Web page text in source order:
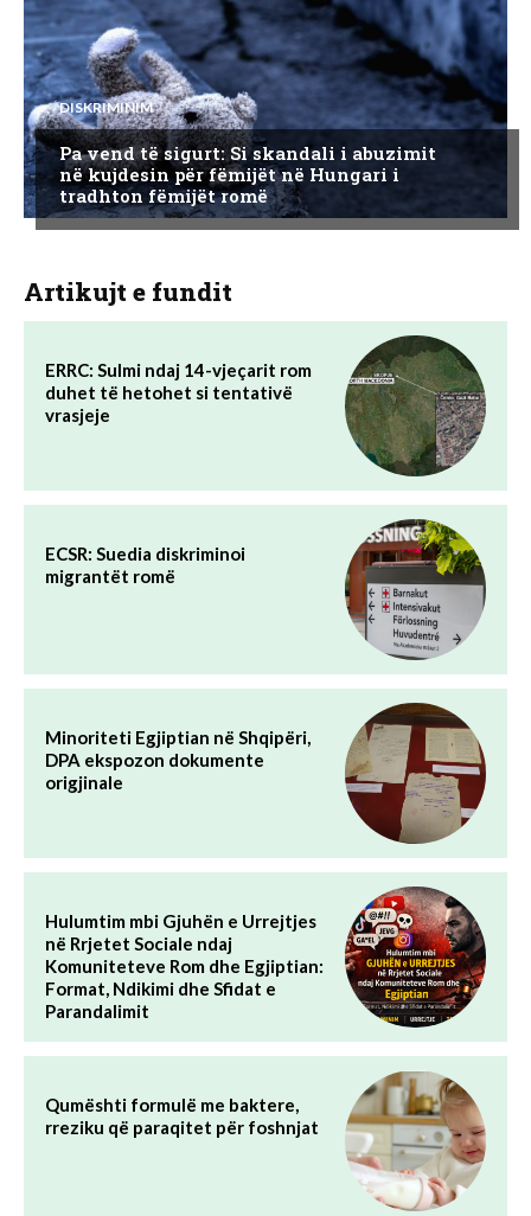
DISKRIMINIM
Pa vend të sigurt: Si skandali i abuzimit
në kujdesin për fëmijët në Hungari i
tradhton fëmijët romë
Artikujt e fundit
ERRC: Sulmi ndaj 14-vjeçarit rom
duhet të hetohet si tentativë
vrasjeje
ECSR: Suedia diskriminoi
migrantët romë
Minoriteti Egjiptian në Shqipëri,
DPA ekspozon dokumente
origjinale
Hulumtim mbi Gjuhën e Urrejtjes
në Rrjetet Sociale ndaj
Komuniteteve Rom dhe Egjiptian:
Format, Ndikimi dhe Sfidat e
Parandalimit
Qumështi formulë me baktere,
rreziku që paraqitet për foshnjat